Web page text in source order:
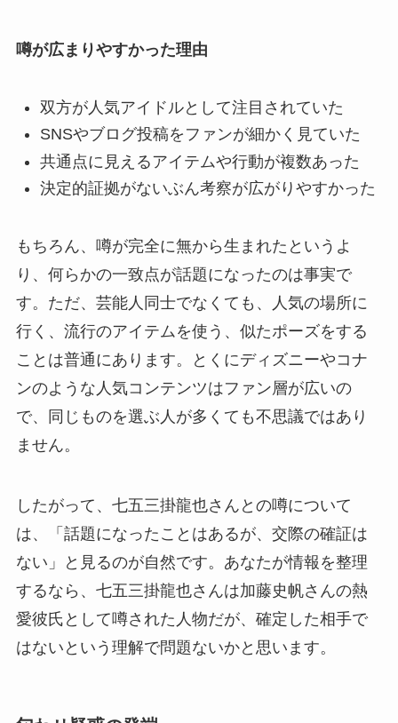
噂が広まりやすかった理由
双方が人気アイドルとして注目されていた
SNSやブログ投稿をファンが細かく見ていた
共通点に見えるアイテムや行動が複数あった
決定的証拠がないぶん考察が広がりやすかった
もちろん、噂が完全に無から生まれたというよ
り、何らかの一致点が話題になったのは事実で
す。ただ、芸能人同士でなくても、人気の場所に
行く、流行のアイテムを使う、似たポーズをする
ことは普通にあります。とくにディズニーやコナ
ンのような人気コンテンツはファン層が広いの
で、同じものを選ぶ人が多くても不思議ではあり
ません。
したがって、七五三掛龍也さんとの噂について
は、「話題になったことはあるが、交際の確証は
ない」と見るのが自然です。あなたが情報を整理
するなら、七五三掛龍也さんは加藤史帆さんの熱
愛彼氏として噂された人物だが、確定した相手で
はないという理解で問題ないかと思います。